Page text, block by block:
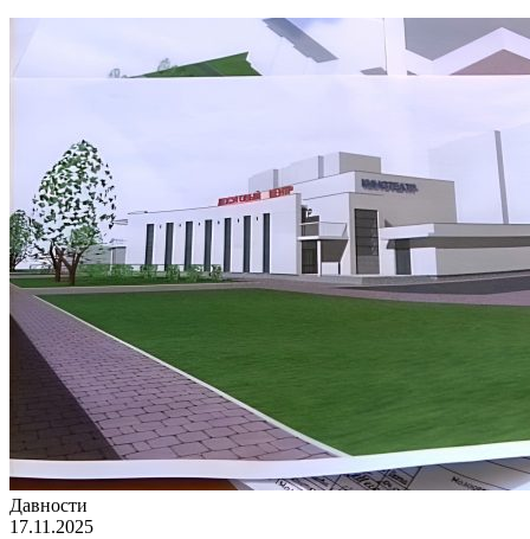
Давности
17.11.2025